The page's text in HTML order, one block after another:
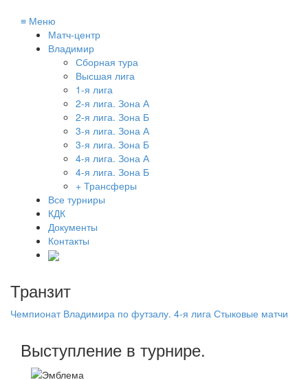
≡ Меню
Матч-центр
Владимир
Сборная тура
Высшая лига
1-я лига
2-я лига. Зона А
2-я лига. Зона Б
3-я лига. Зона А
3-я лига. Зона Б
4-я лига. Зона А
4-я лига. Зона Б
+ Трансферы
Все турниры
КДК
Документы
Контакты
Транзит
Чемпионат Владимира по футзалу. 4-я лига Стыковые матчи
Выступление в турнире.